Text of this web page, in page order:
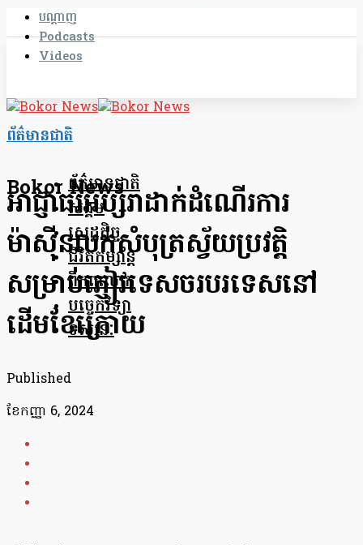
បណ្តាញ
Podcasts
Videos
Bokor News
ព័ត៌មានជាតិ
សង្គម
សេដ្ឋកិច្ច
ជីវិតកម្សាន្ត
ពិភពលោក
បច្ចេកវិទ្យា
ទស្សនៈ
ព័ត៌មានជាតិ
អាជ្ញាធរអប្សរាដាក់ដំណើរការ
ម៉ាស៊ីនលក់សំបុត្រស្វ័យប្រវត្តិ
សម្រាប់ភ្ញៀវទេសចរបរទេស​នៅ​
ដើមខែក្រោយ
Published
ខែ​កញ្ញា 6, 2024